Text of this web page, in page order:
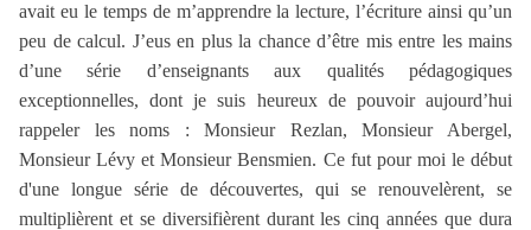
avait eu le temps de m’apprendre la lecture, l’écriture ainsi qu’un
peu de calcul. J’eus en plus la chance d’être mis entre les mains
d’une série d’enseignants aux qualités pédagogiques
exceptionnelles, dont je suis heureux de pouvoir aujourd’hui
rappeler les noms : Monsieur Rezlan, Monsieur Abergel,
Monsieur Lévy et Monsieur Bensmien. Ce fut pour moi le début
d'une longue série de découvertes, qui se renouvelèrent, se
multiplièrent et se diversifièrent durant les cinq années que dura